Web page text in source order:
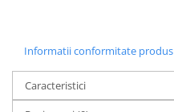
Informatii conformitate produs
Caracteristici